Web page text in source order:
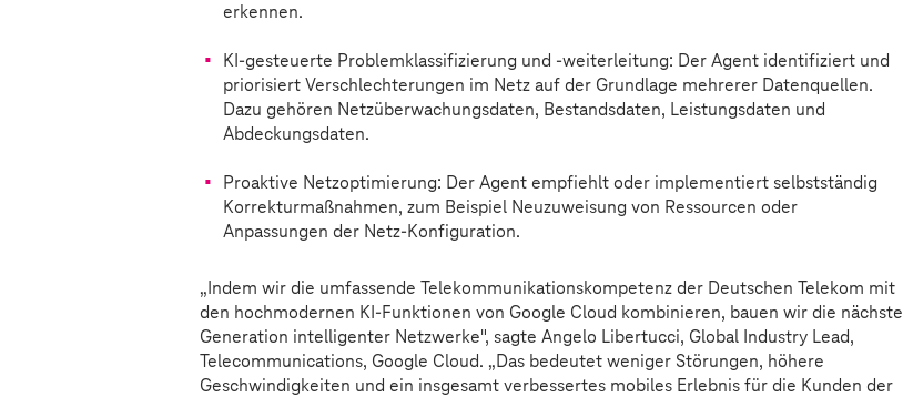
erkennen.
KI-gesteuerte Problemklassifizierung und -weiterleitung: Der Agent identifiziert und
priorisiert Verschlechterungen im Netz auf der Grundlage mehrerer Datenquellen.
Dazu gehören Netzüberwachungsdaten, Bestandsdaten, Leistungsdaten und
Abdeckungsdaten.
Proaktive Netzoptimierung: Der Agent empfiehlt oder implementiert selbstständig
Korrekturmaßnahmen, zum Beispiel Neuzuweisung von Ressourcen oder
Anpassungen der Netz-Konfiguration.
„Indem wir die umfassende Telekommunikationskompetenz der Deutschen Telekom mit
den hochmodernen KI-Funktionen von Google Cloud kombinieren, bauen wir die nächste
Generation intelligenter Netzwerke", sagte Angelo Libertucci, Global Industry Lead,
Telecommunications, Google Cloud. „Das bedeutet weniger Störungen, höhere
Geschwindigkeiten und ein insgesamt verbessertes mobiles Erlebnis für die Kunden der